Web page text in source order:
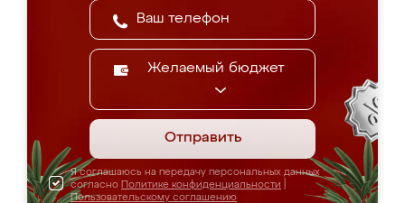
Желаемый бюджет
Отправить
Я соглашаюсь на передачу персональных данных
согласно Политике конфиденциальности
Пользовательскому соглашению